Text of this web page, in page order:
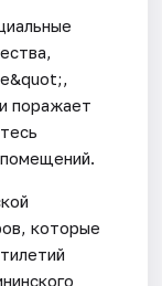
поражает
которые